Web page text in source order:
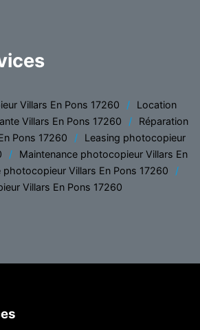
Villars En Pons 17260
Location
Villars En Pons 17260
Réparation
Pons 17260
Leasing photocopieur
Maintenance photocopieur Villars En
photocopieur Villars En Pons 17260
Villars En Pons 17260